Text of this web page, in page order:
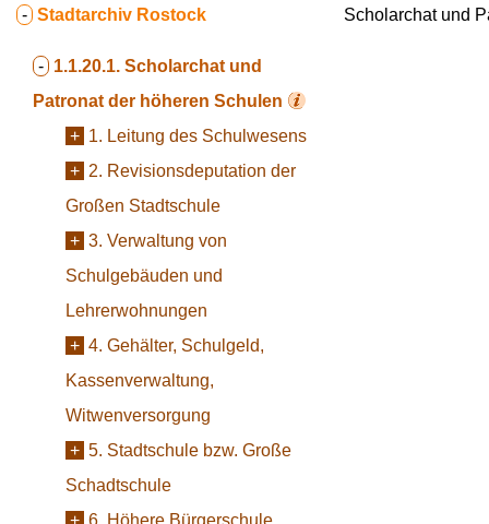
- Stadtarchiv Rostock
- 1.1.20.1. Scholarchat und
Patronat der höheren Schulen
+ 1. Leitung des Schulwesens
+ 2. Revisionsdeputation der
Großen Stadtschule
+ 3. Verwaltung von
Schulgebäuden und
Lehrerwohnungen
+ 4. Gehälter, Schulgeld,
Kassenverwaltung,
Witwenversorgung
+ 5. Stadtschule bzw. Große
Schadtschule
+ 6. Höhere Bürgerschule
Scholarchat und